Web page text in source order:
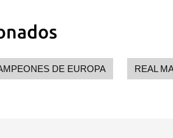
DE EUROPA REAL